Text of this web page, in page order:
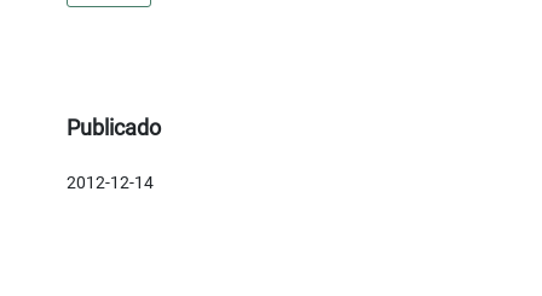
Publicado
2012-12-14